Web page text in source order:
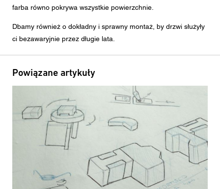
farba równo pokrywa wszystkie powierzchnie.
Dbamy również o dokładny i sprawny montaż, by drzwi służyły
ci bezawaryjnie przez długie lata.
Powiązane artykuły